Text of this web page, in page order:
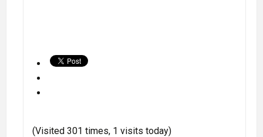
(Visited 301 times, 1 visits today)